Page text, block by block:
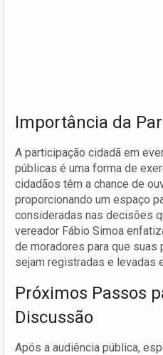
Importância da
A participação cidadã em
públicas é uma forma de
cidadãos têm a chance de
proporcionando um espaço
consideradas nas decisões
vereador Fábio Simoa
de moradores para que
sejam registradas e levadas
Próximos Passos
Discussão
Após a audiência pública,